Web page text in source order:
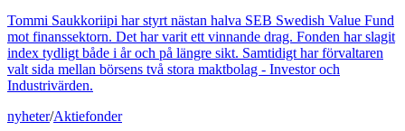
Tommi Saukkoriipi har styrt nästan halva SEB Swedish Value Fund
mot finanssektorn. Det har varit ett vinnande drag. Fonden har slagit
index tydligt både i år och på längre sikt. Samtidigt har förvaltaren
valt sida mellan börsens två stora maktbolag - Investor och
Industrivärden.
nyheter/Aktiefonder